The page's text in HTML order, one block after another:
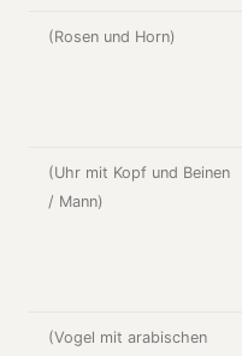
(Rosen und Horn)
(Uhr mit Kopf und Beinen
/ Mann)
(Vogel mit arabischen